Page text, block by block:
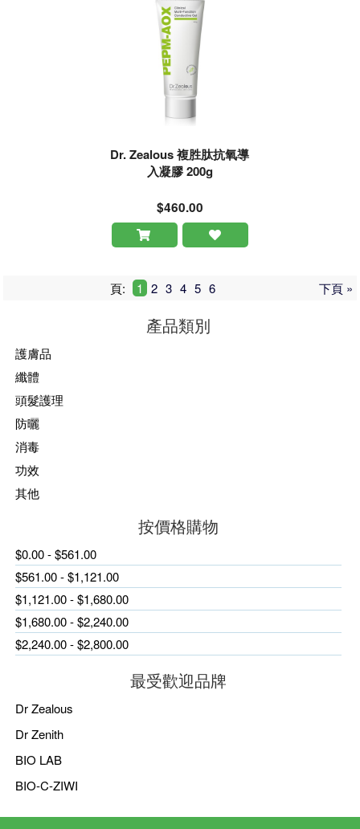
產品類別
護膚品
纖體
頭髮護理
防曬
消毒
功效
其他
按價格購物
$0.00 - $561.00
$561.00 - $1,121.00
$1,121.00 - $1,680.00
$1,680.00 - $2,240.00
$2,240.00 - $2,800.00
最受歡迎品牌
Dr Zealous
Dr Zenith
BIO LAB
BIO-C-ZIWI
Dr. Zealous 複胜肽抗氧導
入凝膠 200g
$460.00
下頁 »
頁: 1 2 3 4 5 6